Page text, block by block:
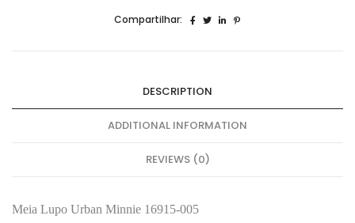
Compartilhar:
DESCRIPTION
ADDITIONAL INFORMATION
REVIEWS (0)
Meia Lupo Urban Minnie 16915-005